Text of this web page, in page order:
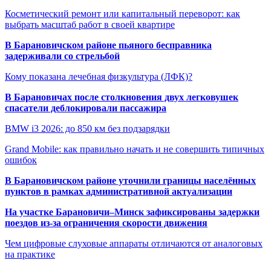
Косметический ремонт или капитальный переворот: как
выбрать масштаб работ в своей квартире
В Барановичском районе пьяного бесправника
задерживали со стрельбой
Кому показана лечебная физкультура (ЛФК)?
В Барановичах после столкновения двух легковушек
спасатели деблокировали пассажира
BMW i3 2026: до 850 км без подзарядки
Grand Mobile: как правильно начать и не совершить типичных
ошибок
В Барановичском районе уточнили границы населённых
пунктов в рамках административной актуализации
На участке Барановичи–Минск зафиксированы задержки
поездов из-за ограничения скорости движения
Чем цифровые слуховые аппараты отличаются от аналоговых
на практике